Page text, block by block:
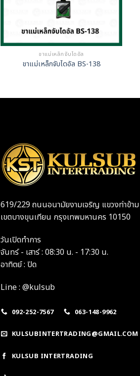
ขาแม่เหล็กจับไดอัล
ขาแม่เหล็กจับไดอัล BS-138
619/229 ถนนอนามัยงามเจริญ แขวงท่าข้าม
เขตบางขุนเทียน กรุงเทพมหานคร 10150
วันเปิดทำการ
จันทร์ - เสาร์ : 08:30 น. - 17:30 น.
อาทิตย์ : ปิด
Line : @kulsub
092-252-7567 063-148-9962
KULSUBINTERTRADING@GMAIL.COM
KULSUB INTERTRADING